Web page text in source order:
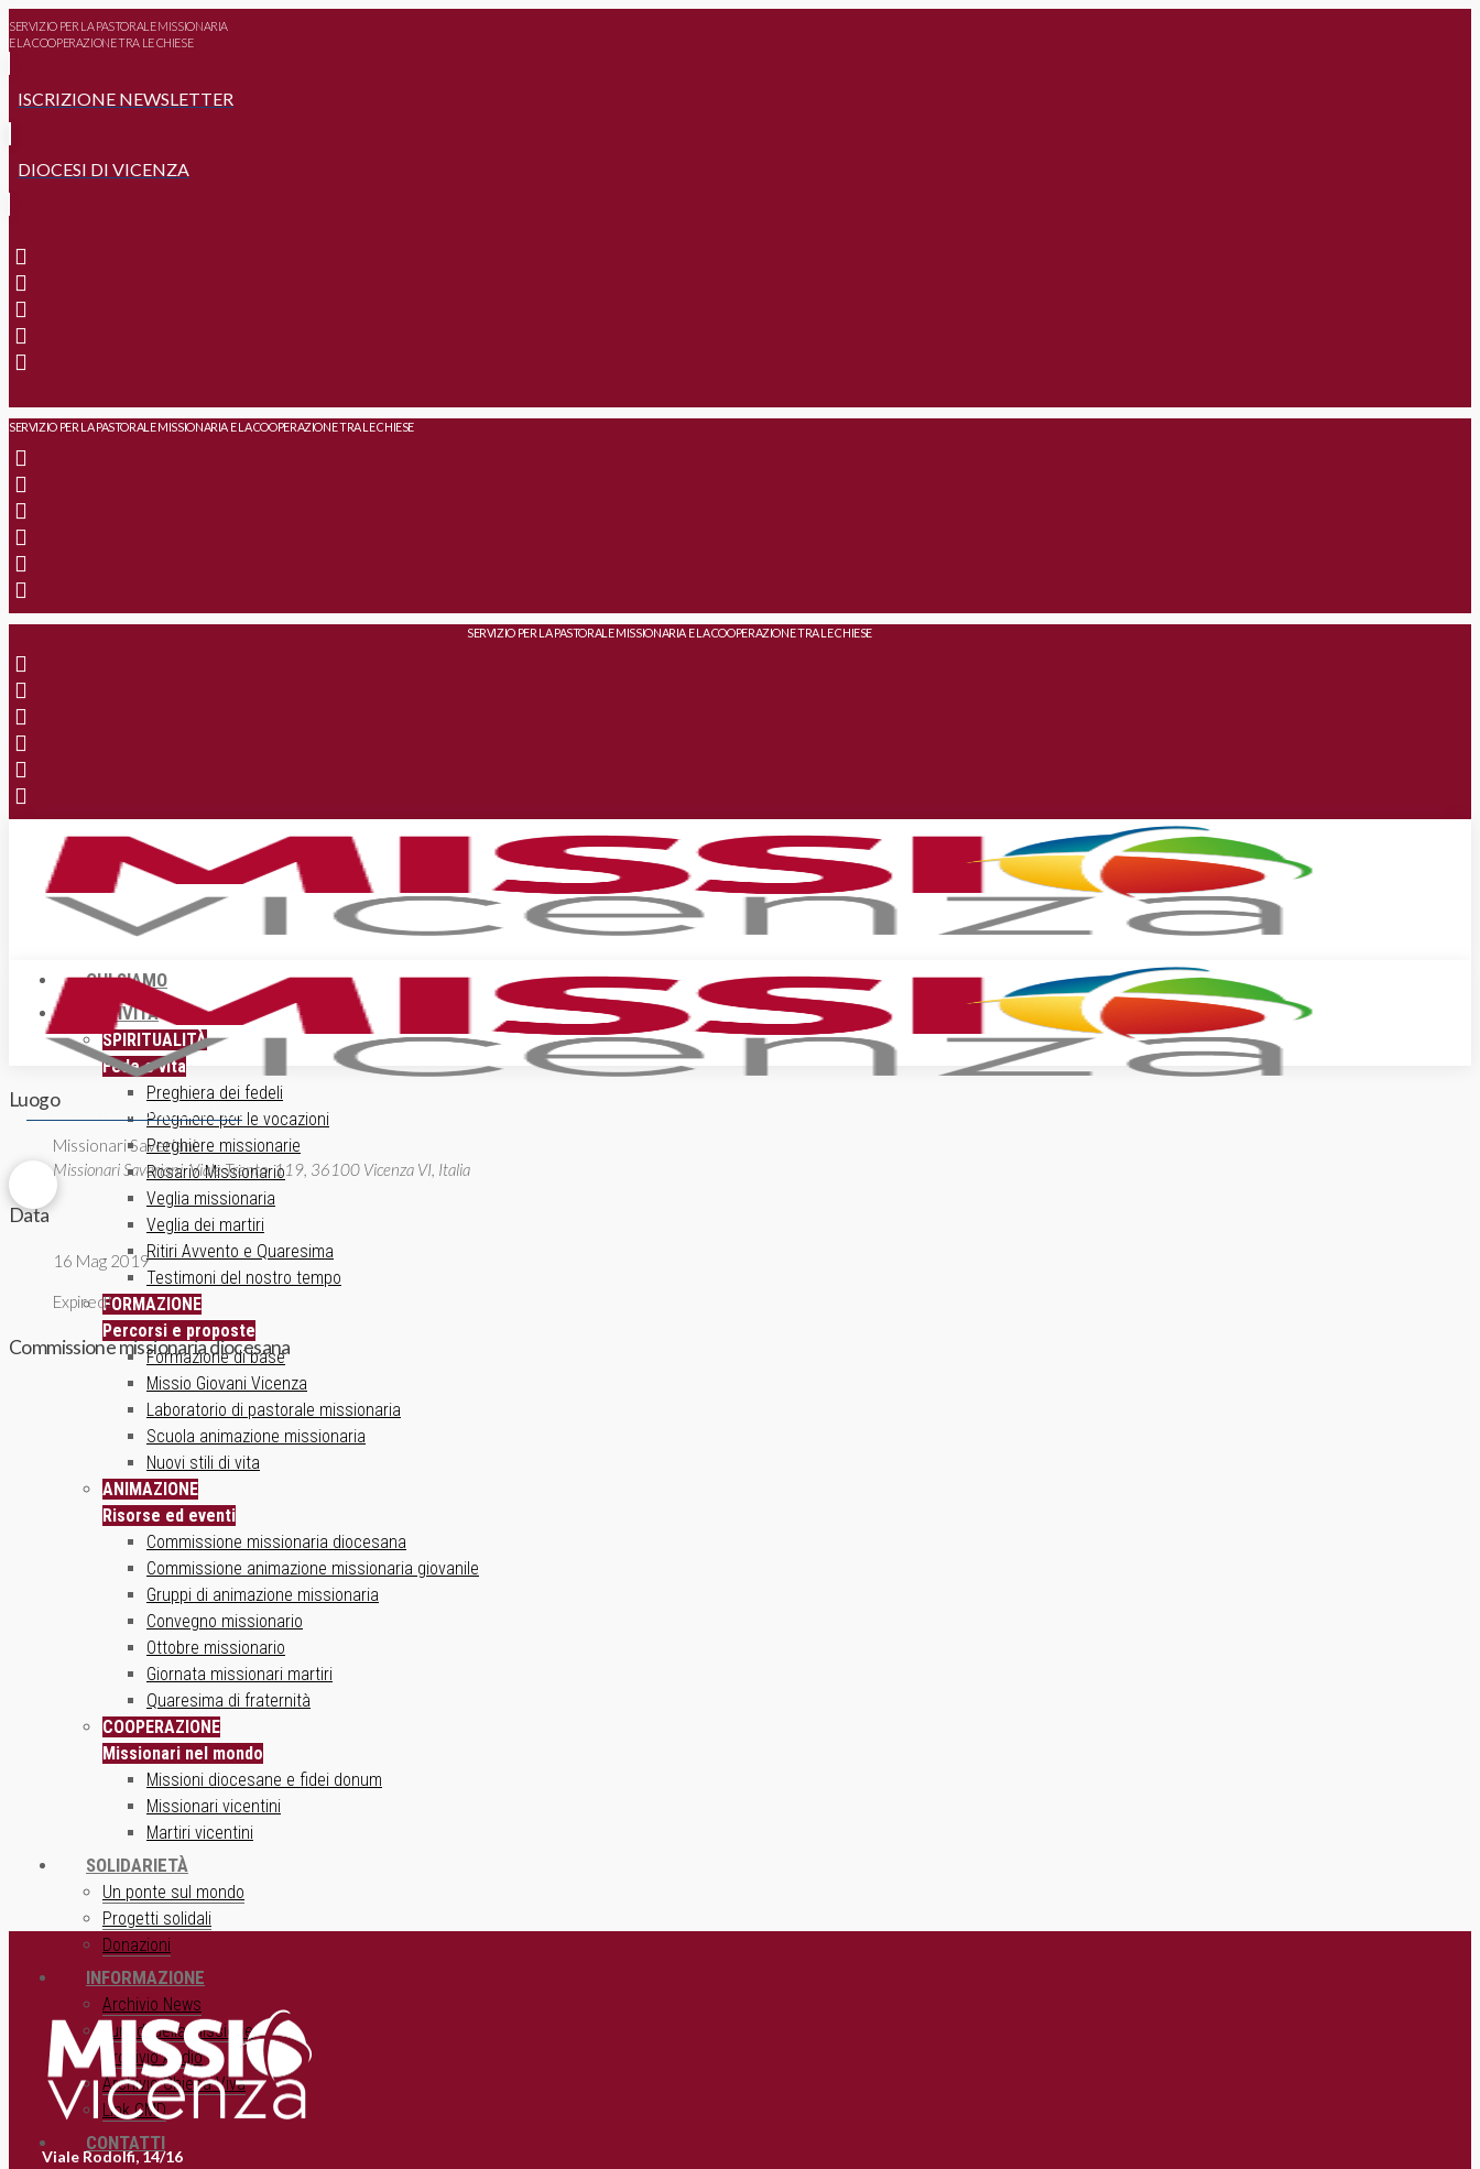
SERVIZIO PER LA PASTORALE MISSIONARIA
E LA COOPERAZIONE TRA LE CHIESE
ISCRIZIONE NEWSLETTER
DIOCESI DI VICENZA
SERVIZIO PER LA PASTORALE MISSIONARIA E LA COOPERAZIONE TRA LE CHIESE
SERVIZIO PER LA PASTORALE MISSIONARIA E LA COOPERAZIONE TRA LE CHIESE
CHI SIAMO
ATTIVITÀ
SPIRITUALITÀ
Fede e vita
Preghiera dei fedeli
Preghiere per le vocazioni
Preghiere missionarie
Rosario Missionario
Veglia missionaria
Veglia dei martiri
Ritiri Avvento e Quaresima
Testimoni del nostro tempo
FORMAZIONE
Percorsi e proposte
Formazione di base
Missio Giovani Vicenza
Laboratorio di pastorale missionaria
Scuola animazione missionaria
Nuovi stili di vita
ANIMAZIONE
Risorse ed eventi
Commissione missionaria diocesana
Commissione animazione missionaria giovanile
Gruppi di animazione missionaria
Convegno missionario
Ottobre missionario
Giornata missionari martiri
Quaresima di fraternità
COOPERAZIONE
Missionari nel mondo
Missioni diocesane e fidei donum
Missionari vicentini
Martiri vicentini
SOLIDARIETÀ
Un ponte sul mondo
Progetti solidali
Donazioni
INFORMAZIONE
Archivio News
Lunedì della Missione
Archivio Audio
Archivio Chiesa Viva
Link CMD
CONTATTI
ISCRIZIONE NEWSLETTER
Luogo
Missionari Saveriani
Missionari Saveriani, Viale Trento, 119, 36100 Vicenza VI, Italia
Data
16 Mag 2019
Expired!
Commissione missionaria diocesana
Viale Rodolfi, 14/16